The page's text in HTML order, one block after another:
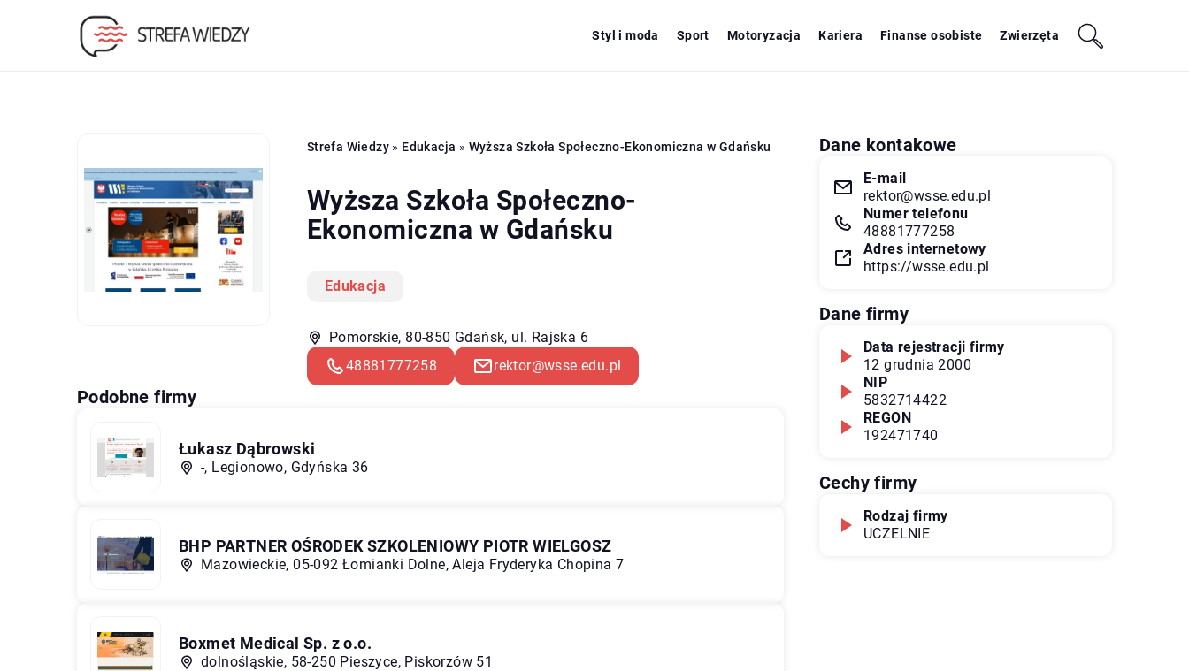
Styl i moda Sport Motoryzacja Kariera Finanse osobiste Zwierzęta
Strefa Wiedzy» Edukacja » Wyższa Szkoła Społeczno-Ekonomiczna w Gdańsku
Wyższa Szkoła Społeczno-
Ekonomiczna w Gdańsku
Edukacja
Pomorskie, 80-850 Gdańsk, ul. Rajska 6
48881777258
rektor@wsse.edu.pl
Podobne firmy
Łukasz Dąbrowski
-, Legionowo, Gdyńska 36
BHP PARTNER OŚRODEK SZKOLENIOWY PIOTR WIELGOSZ
Mazowieckie, 05-092 Łomianki Dolne, Aleja Fryderyka Chopina 7
Boxmet Medical Sp. z o.o.
dolnośląskie, 58-250 Pieszyce, Piskorzów 51
Dane kontakowe
E-mail
rektor@wsse.edu.pl
Numer telefonu
48881777258
Adres internetowy
https://wsse.edu.pl
Dane firmy
Data rejestracji firmy
12 grudnia 2000
NIP
5832714422
REGON
192471740
Cechy firmy
Rodzaj firmy
UCZELNIE